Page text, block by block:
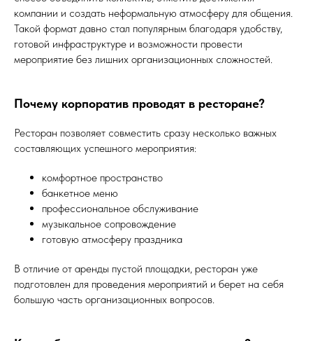
компании и создать неформальную атмосферу для общения.
Такой формат давно стал популярным благодаря удобству,
готовой инфраструктуре и возможности провести
мероприятие без лишних организационных сложностей.
Почему корпоратив проводят в ресторане?
Ресторан позволяет совместить сразу несколько важных
составляющих успешного мероприятия:
комфортное пространство
банкетное меню
профессиональное обслуживание
музыкальное сопровождение
готовую атмосферу праздника
В отличие от аренды пустой площадки, ресторан уже
подготовлен для проведения мероприятий и берет на себя
большую часть организационных вопросов.